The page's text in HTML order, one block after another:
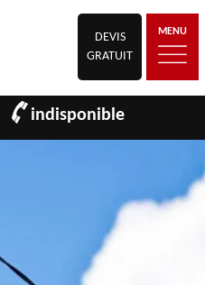
DEVIS
GRATUIT
MENU
indisponible